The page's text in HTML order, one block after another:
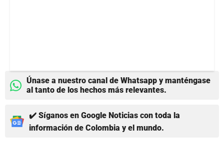
Únase a nuestro canal de Whatsapp y manténgase
al tanto de los hechos más relevantes.
✔️ Síganos en Google Noticias con toda la
información de Colombia y el mundo.